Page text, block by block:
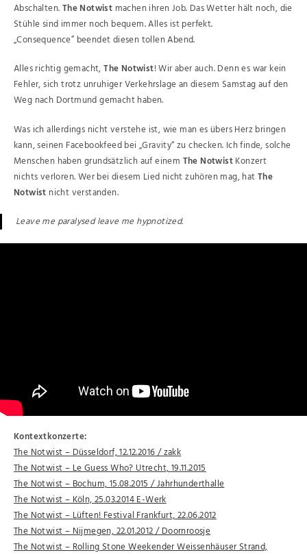
Abschalten.The Notwist machen ihren Job. Das Wetter hält noch, die
Stühle sind immer noch bequem. Alles ist perfekt.
„Consequence” beendet diesen tollen Abend.
Alles richtig gemacht,The Notwist! Wir aber auch. Denn es war kein
Fehler, sich trotz unruhiger Verkehrslage an diesem Samstag auf den
Weg nach Dortmund gemacht haben.
Was ich allerdings nicht verstehe ist, wie man es übers Herz bringen
kann, seinen Facebookfeed bei „Gravity“ zu checken. Ich finde, solche
Menschen haben grundsätzlich auf einem The NotwistKonzert
nichts verloren. Wer bei diesem Lied nicht zuhören mag, hatThe
Notwist nicht verstanden.
Leave me paralysed leave me hypnotized.
Kontextkonzerte:
The Notwist – Düsseldorf, 12.12.2016 / zakk
The Notwist – Le Guess Who? Utrecht, 19.11.2015
The Notwist – Bochum, 15.08.2015 / Jahrhunderthalle
The Notwist – Köln, 25.03.2014 E-Werk
The Notwist – Lüften! Festival Frankfurt, 22.06.2012
The Notwist – Nijmegen, 22.01.2012 / Doornroosje
The Notwist – Rolling Stone Weekender Weissenhäuser Strand,